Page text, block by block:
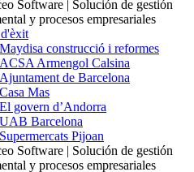
Maydisa construcció i reformes
ACSA Armengol Calsina
Ajuntament de Barcelona
Casa Mas
El govern d’Andorra
UAB Barcelona
Supermercats Pijoan